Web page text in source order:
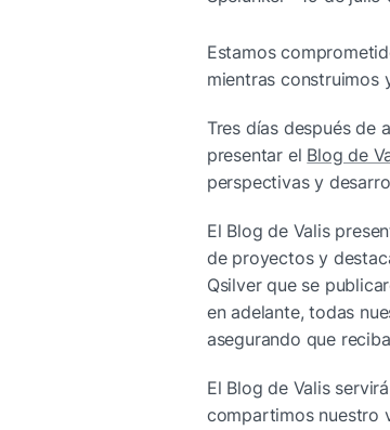
Estamos
mientras construimos
Tres días después de
presentar el Blog de
perspectivas y
El Blog de Valis
de proyectos y
Qsilver que se
en adelante, todas
asegurando que
El Blog de Valis
compartimos nuestro